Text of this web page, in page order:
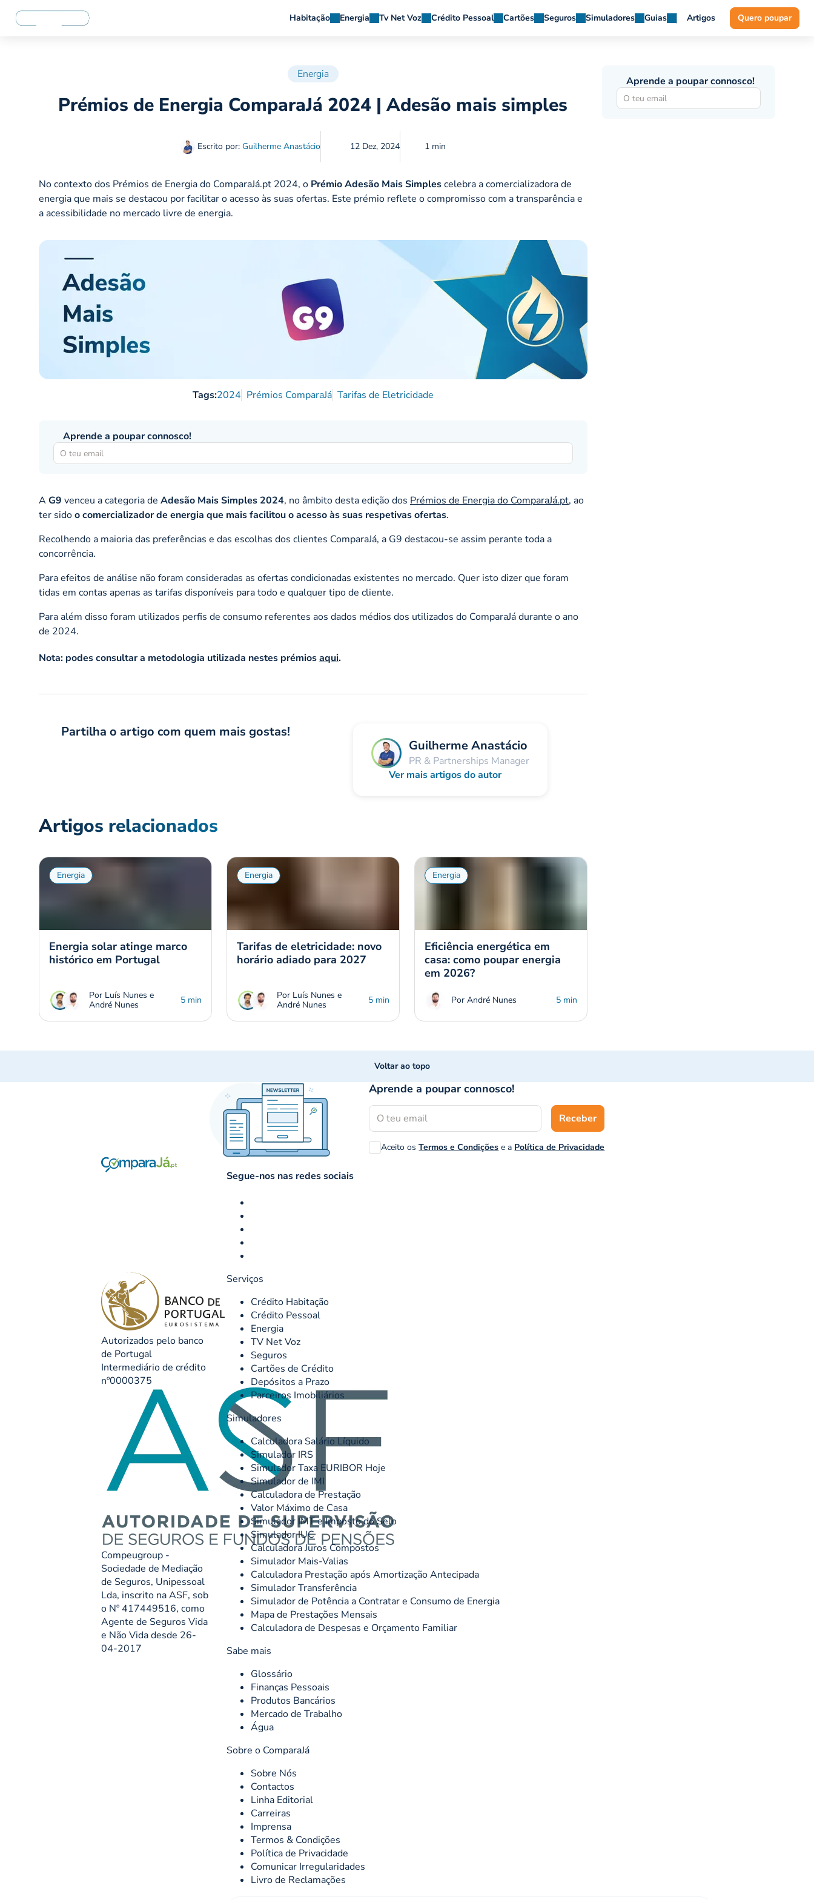
Habitação Energia Tv Net Voz Crédito Pessoal Cartões Seguros Simuladores Guias Artigos Quero poupar
Energia
Prémios de Energia ComparaJá 2024 | Adesão mais simples
Escrito por: Guilherme Anastácio 12 Dez, 2024 1 min
No contexto dos Prémios de Energia do ComparaJá.pt 2024, o Prémio Adesão Mais Simplescelebra a comercializadora de
energia que mais se destacou por facilitar o acesso às suas ofertas. Este prémio reflete o compromisso com a transparência e
a acessibilidade no mercado livre de energia.
Tags:2024 Prémios ComparaJá Tarifas de Eletricidade
Aprende a poupar connosco!
AG9 venceu a categoria de Adesão Mais Simples 2024, no âmbito desta edição dos Prémios de Energia do ComparaJá.pt, ao
ter sidoo comercializador de energia que mais facilitou o acesso às suas respetivas ofertas.
Recolhendo a maioria das preferências e das escolhas dos clientes ComparaJá, a G9 destacou-se assim perante toda a
concorrência.
Para efeitos de análise não foram consideradas as ofertas condicionadas existentes no mercado. Quer isto dizer que foram
tidas em contas apenas as tarifas disponíveis para todo e qualquer tipo de cliente.
Para além disso foram utilizados perfis de consumo referentes aos dados médios dos utilizados do ComparaJá durante o ano
de 2024.
Nota: podes consultar a metodologia utilizada nestes prémiosaqui.
Partilha o artigo com quem mais gostas!
Guilherme Anastácio
PR & Partnerships Manager
Ver mais artigos do autor
Artigos relacionados
Energia
Energia solar atinge marco
histórico em Portugal
Por Luís Nunes e
André Nunes
5 min
Energia
Tarifas de eletricidade: novo
horário adiado para 2027
Por Luís Nunes e
André Nunes
5 min
Energia
Eficiência energética em
casa: como poupar energia
em 2026?
Por André Nunes 5 min
Aprende a poupar connosco!
Voltar ao topo
Aprende a poupar connosco!
Aceito osTermos e Condições e a Política de Privacidade
Receber
Segue-nos nas redes sociais
Autorizados pelo banco
de Portugal
Intermediário de crédito
nº0000375
Compeugroup -
Sociedade de Mediação
de Seguros, Unipessoal
Lda, inscrito na ASF, sob
o Nº 417449516, como
Agente de Seguros Vida
e Não Vida desde 26-
04-2017
Serviços
Crédito Habitação
Crédito Pessoal
Energia
TV Net Voz
Seguros
Cartões de Crédito
Depósitos a Prazo
Parceiros Imobiliários
Simuladores
Calculadora Salário Líquido
Simulador IRS
Simulador Taxa EURIBOR Hoje
Simulador de IMI
Calculadora de Prestação
Valor Máximo de Casa
Simulador IMT e Imposto do Selo
Simulador IUC
Calculadora Juros Compostos
Simulador Mais-Valias
Calculadora Prestação após Amortização Antecipada
Simulador Transferência
Simulador de Potência a Contratar e Consumo de Energia
Mapa de Prestações Mensais
Calculadora de Despesas e Orçamento Familiar
Sabe mais
Glossário
Finanças Pessoais
Produtos Bancários
Mercado de Trabalho
Água
Sobre o ComparaJá
Sobre Nós
Contactos
Linha Editorial
Carreiras
Imprensa
Termos & Condições
Política de Privacidade
Comunicar Irregularidades
Livro de Reclamações